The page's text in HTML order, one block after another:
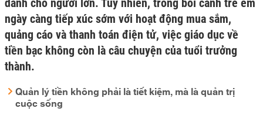
ngày càng tiếp xúc sớm với hoạt động mua sắm,
quảng cáo và thanh toán điện tử, việc giáo dục về
tiền bạc không còn là câu chuyện của tuổi trưởng
thành.
Quản lý tiền không phải là tiết kiệm, mà là quản trị
cuộc sống